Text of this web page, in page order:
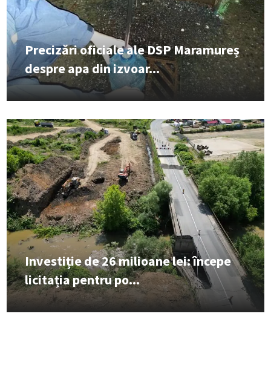
Precizări oficiale ale DSP Maramureș
despre apa din izvoar...
Investiție de 26 milioane lei: începe
licitația pentru po...